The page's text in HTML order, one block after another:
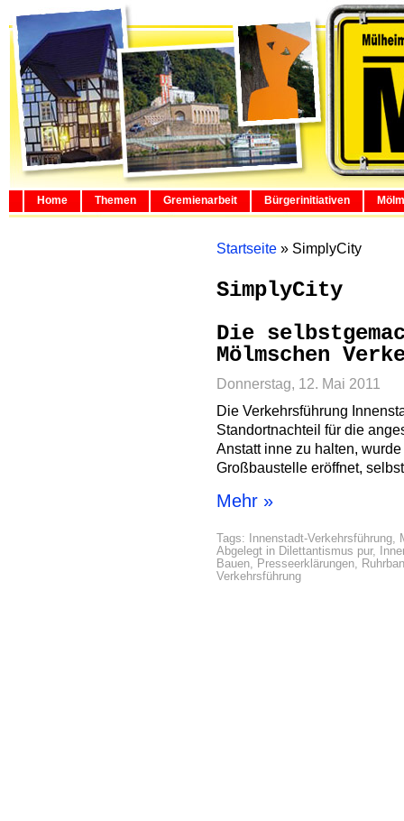
Home Themen Gremienarbeit Bürgerinitiativen
Startseite » SimplyCity
SimplyCity
Die
Mölmschen
Donnerstag, 12. Mai 2011
Die Verkehrsführung
Standortnachteil für die
Anstatt inne zu halten,
Großbaustelle eröffnet,
Mehr »
Tags: Innenstadt-Verkehrsführung,
Abgelegt in Dilettantismus pur,
Bauen, Presseerklärungen,
Verkehrsführung